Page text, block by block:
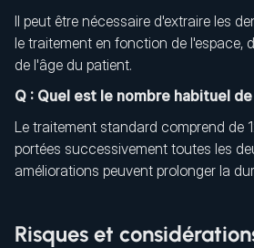
Il peut être nécessaire d'extraire les
le traitement en fonction de l'espace,
de l'âge du patient.
Q : Quel est le nombre habituel
Le traitement standard comprend de
portées successivement toutes les
améliorations peuvent prolonger la
Risques et